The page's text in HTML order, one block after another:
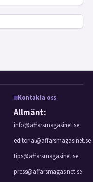
Kontakta oss
Allmänt:
info@affarsmagasinet.se
editorial@affarsmagasinet.se
tips@affarsmagasinet.se
press@affarsmagasinet.se